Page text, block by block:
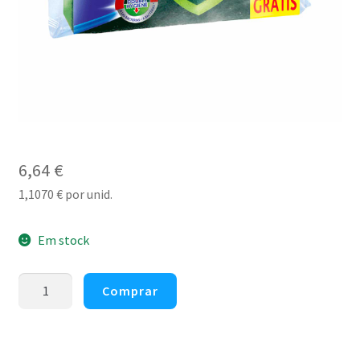
6,64 €
1,1070 €por unid.
Em stock
Comprar